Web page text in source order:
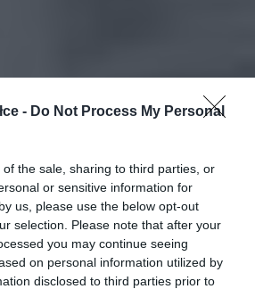
- Do Not Process My Personal
the sale, sharing to third parties, or
or sensitive information for
us, please use the below opt-out
selection. Please note that after your
you may continue seeing
on personal information utilized by
disclosed to third parties prior to